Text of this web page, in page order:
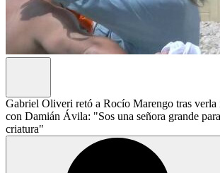
Gabriel Oliveri retó a Rocío Marengo tras verla
con Damián Ávila: "Sos una señora grande
criatura"